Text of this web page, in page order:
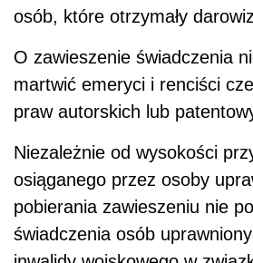
osób, które otrzymały
O zawieszenie świadczenia
martwić emeryci i renciści
praw autorskich lub
Niezależnie od wysokości
osiąganego przez osoby
pobierania zawieszeniu nie
świadczenia osób